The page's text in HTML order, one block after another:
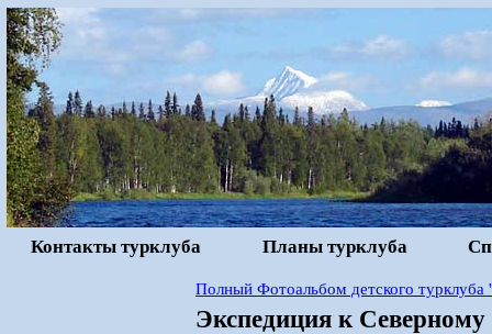
Контакты турклуба Планы турклуба
Полный Фотоальбом детского турклуба
Экспедиция к